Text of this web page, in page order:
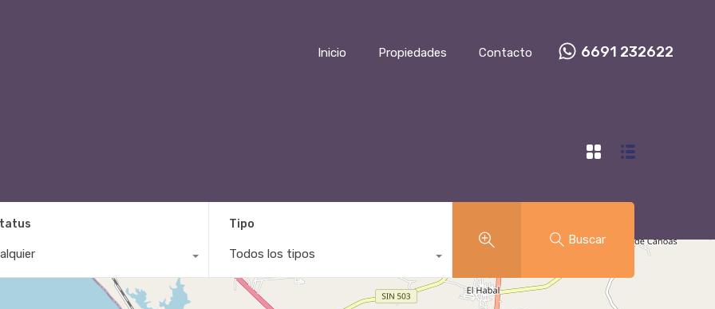
Inicio Propiedades Contacto 6691 232622
Tipo
Todos los tipos
Buscar